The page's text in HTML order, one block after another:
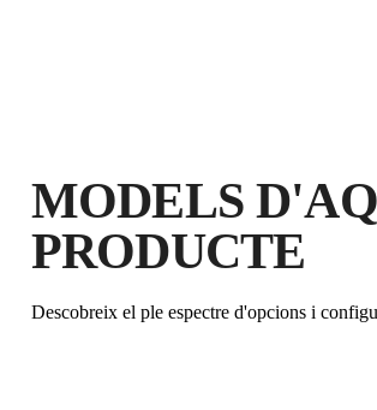
AMPLIADA EN
ELEGIBLES
MODELS
PRODUCTE
Descobreix el ple espectre d'opcions i